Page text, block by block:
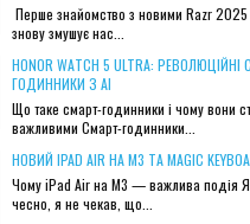
Перше знайомство з новими Razr
знову змушує нас...
HONOR WATCH 5 ULTRA:
ГОДИННИКИ З AI
Що таке смарт-годинники і чому вони
важливими Смарт-годинники...
НОВИЙ IPAD AIR НА M3 ТА MAGIC
Чому iPad Air на M3 — важлива подія
чесно, я не чекав, що...